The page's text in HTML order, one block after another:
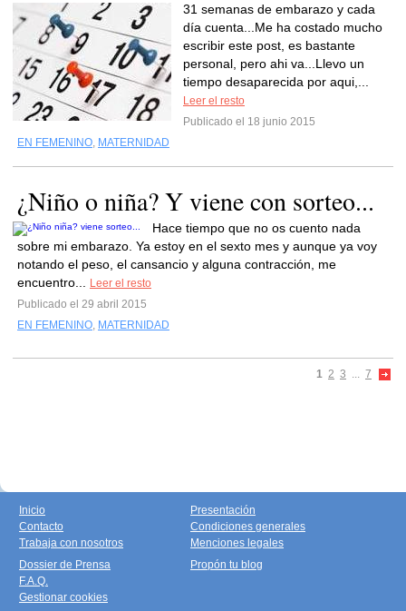
31 semanas de embarazo y cada
día cuenta...Me ha costado mucho
escribir este post, es bastante
personal, pero ahi va...Llevo un
tiempo desaparecida por aqui,...
Leer el resto
Publicado el 18 junio 2015
EN FEMENINO, MATERNIDAD
¿Niño o niña? Y viene con sorteo...
Hace tiempo que no os cuento nada
sobre mi embarazo. Ya estoy en el sexto mes y aunque ya voy
notando el peso, el cansancio y alguna contracción, me
encuentro...
Leer el resto
Publicado el 29 abril 2015
EN FEMENINO, MATERNIDAD
1 2 3 ... 7
Inicio
Contacto
Trabaja con nosotros
Presentación
Condiciones generales
Menciones legales
Dossier de Prensa
F.A.Q.
Gestionar cookies
Propón tu blog